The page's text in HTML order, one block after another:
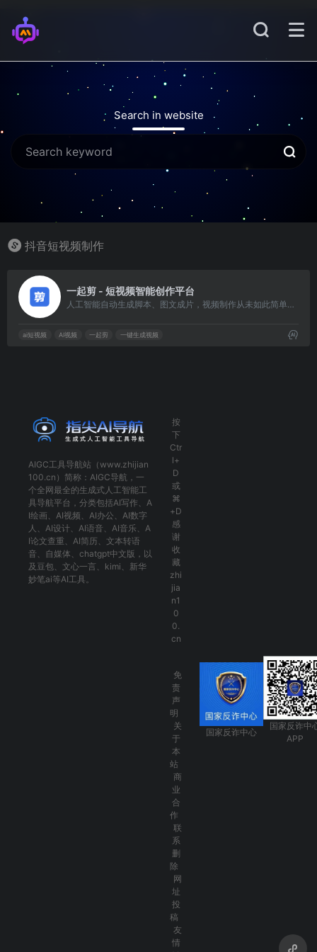
Search in website
抖音短视频制作
一起剪 - 短视频智能创作平台
人工智能自动生成脚本、图文成片，视频制作从未如此简单！
ai短视频 AI视频 一起剪 一键生成视频
AIGC工具导航站（www.zhijian
100.cn）简称： AIGC导航 ，一
个全网最全的生成式人工智能工
具导航平台，分类包括AI写作 、 A
I绘画 、 AI视频 、 AI办公 、 AI数字
人 、 AI设计、 AI语音、 AI音乐、 A
I论文查重 、 AI简历 、 文本转语
音、 自媒体 、 chatgpt中文版 ，以
及 豆包、 文心一言 、 kimi 、 新华
妙笔ai等AI工具。
按
下
Ctr
l+
D
或
⌘
+D
感
谢
收
藏
zhi
jia
n1
0
0.
cn
免
责
声
明
关
于
本
站
商
业
合
作
联
系
删
除
网
址
投
稿
友
情
国家反诈中心
国家反诈中
APP